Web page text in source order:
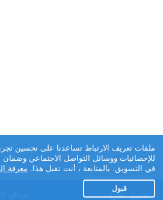
تطبيق تعارف
ملفات تعريف الارتباط تساعدنا على تحسين
للإحصائيات ووسائل التواصل الاجتماعي وضمان
في التسويق. بالمتابعة ، أنت تقبل هذا. معرفة
قبول